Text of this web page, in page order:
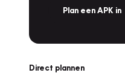
Plan een APK in
Direct plannen